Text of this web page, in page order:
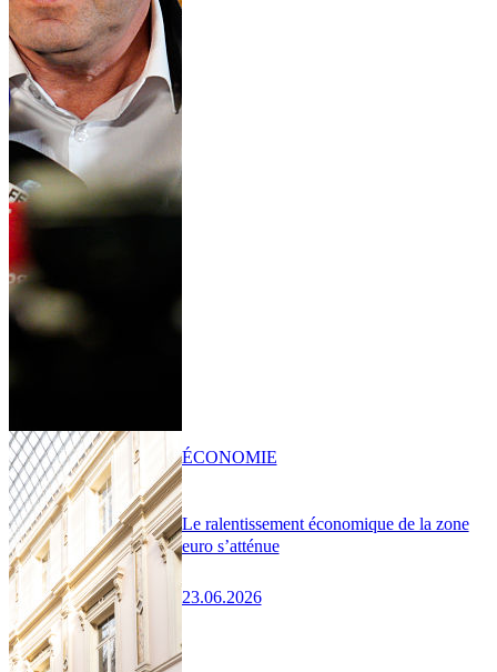
Le ralentissement économique de la zone
euro s’atténue
23.06.2026
ÉCONOMIE